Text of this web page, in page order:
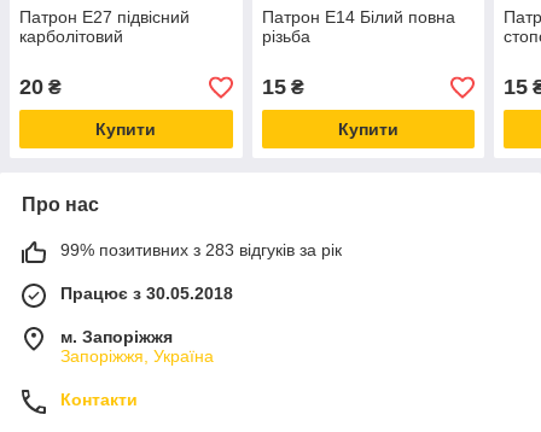
Патрон Е27 підвісний
карболітовий
20 ₴
Купити
Патрон Е14 Білий повна
різьба
15₴
Купити
15
Про нас
99% позитивних з 283 відгуків за рік
Працює з 30.05.2018
м. Запоріжжя
Запоріжжя, Україна
Контакти